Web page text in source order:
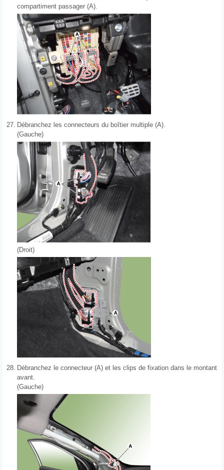
compartiment passager (A).
27. Débranchez les connecteurs du boîtier multiple (A).
(Gauche)
(Droit)
28. Débranchez le connecteur (A) et les clips de fixation dans le montant
avant.
(Gauche)